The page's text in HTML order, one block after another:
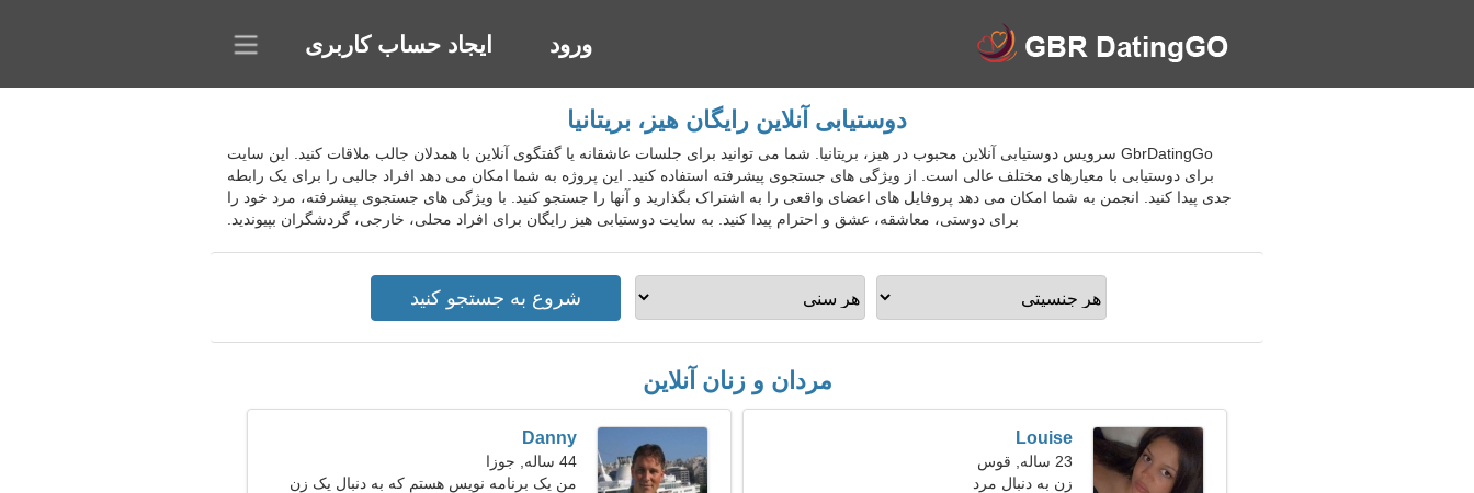
ورود ایجاد حساب کاربری
دوستیابی آنلاین رایگان هیز، بریتانیا
GbrDatingGo سرویس دوستیابی آنلاین محبوب در هیز، بریتانیا. شما می توانید برای جلسات عاشقانه یا گفتگوی آنلاین با همدلان جالب ملاقات کنید. این سایت
برای دوستیابی با معیارهای مختلف عالی است. از ویژگی های جستجوی پیشرفته استفاده کنید. این پروژه به شما امکان می دهد افراد جالبی را برای یک رابطه
جدی پیدا کنید. انجمن به شما امکان می دهد پروفایل های اعضای واقعی را به اشتراک بگذارید و آنها را جستجو کنید. با ویژگی های جستجوی پیشرفته، مرد خود را
برای دوستی، معاشقه، عشق و احترام پیدا کنید. به سایت دوستیابی هیز رایگان برای افراد محلی، خارجی، گردشگران بپیوندید.
مردان و زنان آنلاین
Louise
23 ساله, قوس
زن به دنبال مرد
Danny
44 ساله, جوزا
من یک برنامه نویس هستم که به دنبال یک زن